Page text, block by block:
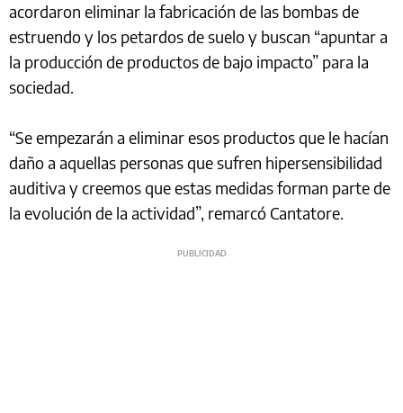
acordaron eliminar la fabricación de las bombas de
estruendo y los petardos de suelo y buscan “apuntar a
la producción de productos de bajo impacto” para la
sociedad.
“Se empezarán a eliminar esos productos que le hacían
daño a aquellas personas que sufren hipersensibilidad
auditiva y creemos que estas medidas forman parte de
la evolución de la actividad”, remarcó Cantatore.